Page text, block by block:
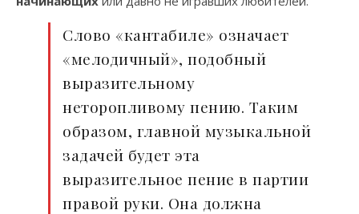
Слово «кантабиле» означает
«мелодичный», подобный
выразительному
неторопливому пению. Таким
образом, главной музыкальной
задачей будет эта
выразительное пение в партии
правой руки. Она должна